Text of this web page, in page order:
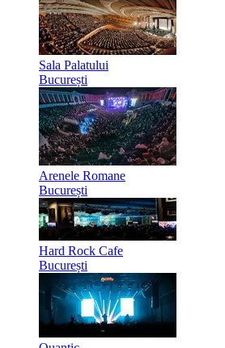
Sala Palatului
București
Arenele Romane
București
Hard Rock Cafe
București